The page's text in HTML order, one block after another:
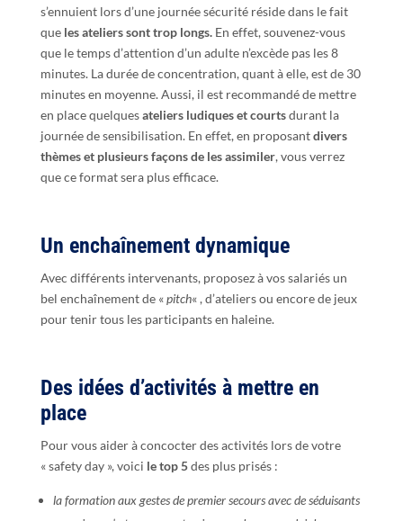
s’ennuient lors d’une journée sécurité réside dans le fait
que les ateliers sont trop longs.En effet, souvenez-vous
que le temps d’attention d’un adulte n’excède pas les 8
minutes. La durée de concentration, quant à elle, est de 30
minutes en moyenne. Aussi, il est recommandé de mettre
en place quelquesateliers ludiques et courtsdurant la
journée de sensibilisation. En effet, en proposantdivers
thèmes et plusieurs façons de les assimiler, vous verrez
que ce format sera plus efficace.
Un enchaînement dynamique
Avec différents intervenants, proposez à vos salariés un
bel enchaînement de «pitch« , d’ateliers ou encore de jeux
pour tenir tous les participants en haleine.
Des idées d’activités à mettre en
place
Pour vous aider à concocter des activités lors de votre
« safety day », voici le top 5des plus prisés :
la formation aux gestes de premier secours avec de séduisants